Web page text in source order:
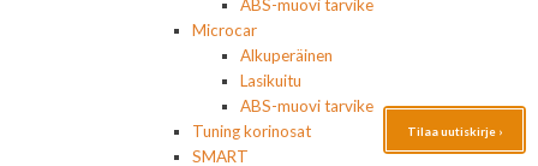
ABS-muovi tarvike
Microcar
Alkuperäinen
Lasikuitu
ABS-muovi tarvike
Tuning korinosat
SMART
Tilaa uutiskirje ›